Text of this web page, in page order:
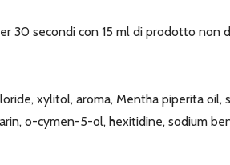
30 secondi con 15 ml di prodotto non
xylitol, aroma, Mentha piperita
o-cymen-5-ol, hexitidine, sodium